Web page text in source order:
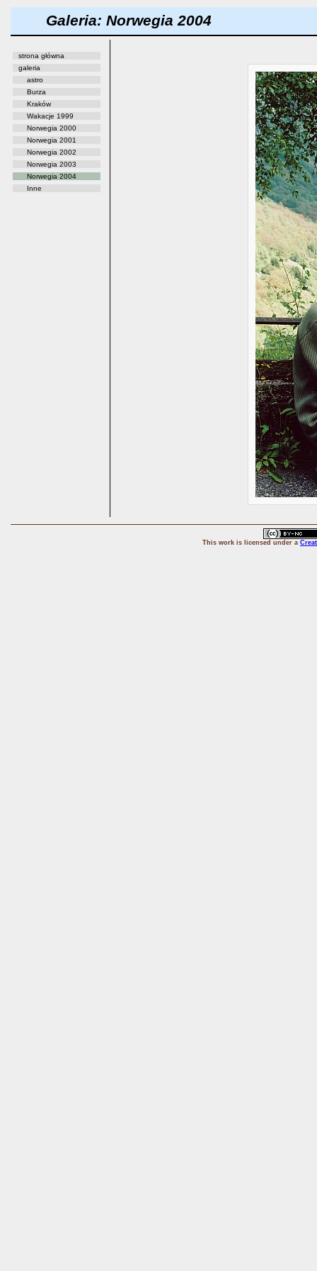
Galeria: Norwegia 2004
strona główna
galeria
astro
Burza
Kraków
Wakacje 1999
Norwegia 2000
Norwegia 2001
Norwegia 2002
Norwegia 2003
Norwegia 2004
Inne
This work is licensed under a